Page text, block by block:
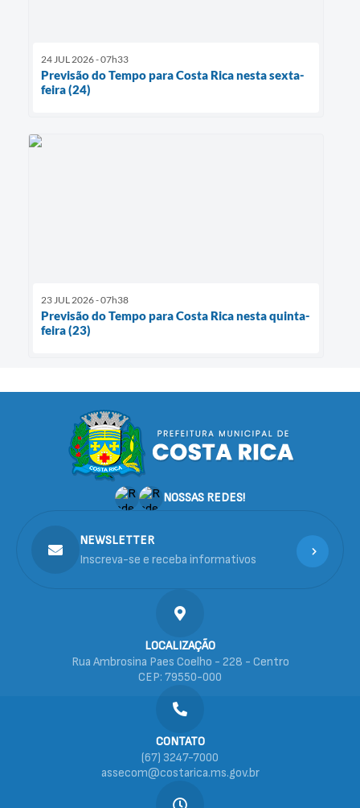
24 JUL 2026 - 07h33
Previsão do Tempo para Costa Rica nesta sexta-
feira (24)
23 JUL 2026 - 07h38
Previsão do Tempo para Costa Rica nesta quinta-
feira (23)
NOSSAS REDES!
LOCALIZAÇÃO
Rua Ambrosina Paes Coelho - 228 - Centro
CEP: 79550-000
CONTATO
(67) 3247-7000
assecom@costarica.ms.gov.br
NEWSLETTER
Inscreva-se e receba informativos